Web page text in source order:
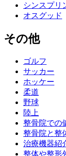
シンスプリ
オスグッド
その他
ゴルフ
サッカー
ホッケー
柔道
野球
陸上
整骨院での
整骨院と整
治療機器紹
整体や整形